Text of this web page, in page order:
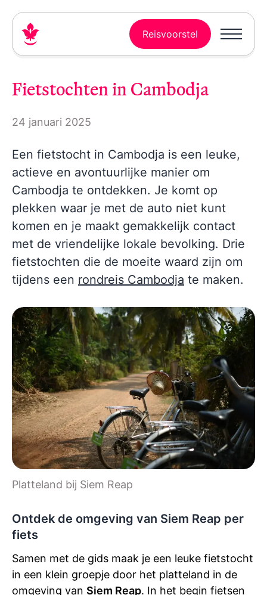
Reisvoorstel
Fietstochten in Cambodja
24 januari 2025
Een fietstocht in Cambodja is een leuke,
actieve en avontuurlijke manier om
Cambodja te ontdekken. Je komt op
plekken waar je met de auto niet kunt
komen en je maakt gemakkelijk contact
met de vriendelijke lokale bevolking. Drie
fietstochten die de moeite waard zijn om
tijdens een rondreis Cambodja te maken.
Platteland bij Siem Reap
Ontdek de omgeving van Siem Reap per
fiets
Samen met de gids maak je een leuke fietstocht
in een klein groepje door het platteland in de
omgeving van Siem Reap. In het begin fietsen